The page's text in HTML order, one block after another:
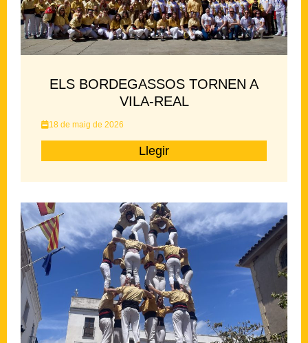
ELS BORDEGASSOS TORNEN A
VILA-REAL
18 de maig de 2026
Llegir